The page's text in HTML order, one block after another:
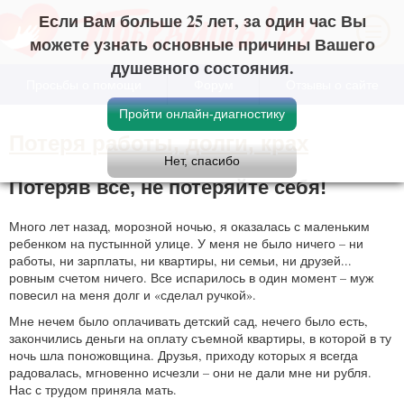
Если Вам больше 25 лет, за один час Вы
можете узнать основные причины Вашего
душевного состояния.
Потеря работы, долги, крах
Потеряв все, не потеряйте себя!
Много лет назад, морозной ночью, я оказалась с маленьким
ребенком на пустынной улице. У меня не было ничего – ни
работы, ни зарплаты, ни квартиры, ни семьи, ни друзей...
ровным счетом ничего. Все испарилось в один момент – муж
повесил на меня долг и «сделал ручкой».
Мне нечем было оплачивать детский сад, нечего было есть,
закончились деньги на оплату съемной квартиры, в которой в ту
ночь шла поножовщина. Друзья, приходу которых я всегда
радовалась, мгновенно исчезли – они не дали мне ни рубля.
Нас с трудом приняла мать.